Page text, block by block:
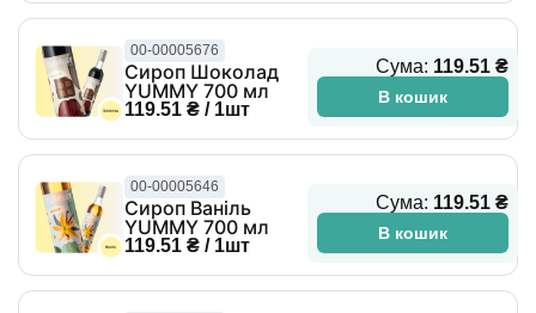
00-00005676
Сироп Шоколад
YUMMY 700 мл
119.51 ₴ / 1шт
Сума: 119.51 ₴
В кошик
00-00005646
Сироп Ваніль
YUMMY 700 мл
119.51 ₴ / 1шт
Сума: 119.51 ₴
В кошик